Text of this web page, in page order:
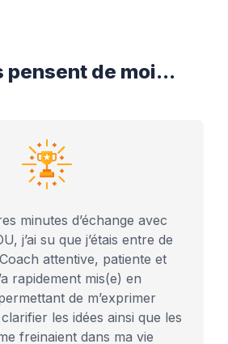
pensent de moi...
minutes d’échange avec
j’ai su que j’étais entre de
attentive, patiente et
rapidement mis(e) en
de m’exprimer
les idées ainsi que les
freinaient dans ma vie